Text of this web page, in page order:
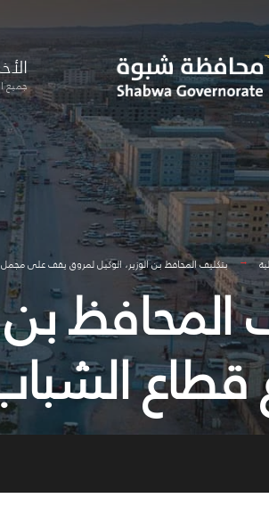
جميع
بتكليف المحافظ بن الوزير، الوكيل لمروق يقف على
المحافظ